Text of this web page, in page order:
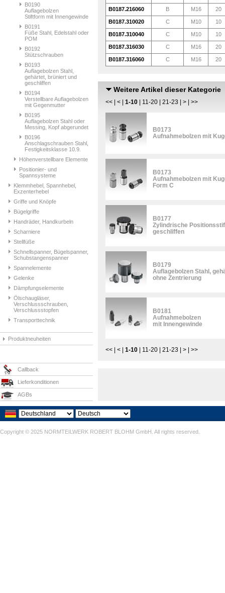
B0190
Auflagebolzen
Stiftform mit Innengewinde
B0191
Füße Stahl, Edelstahl oder
POM
B0192
Stützschrauben
B0193
Auflagebolzen Stahl,
gehärtet, brüniert und
geschliffen
B0194
Verstellbare Auflagebolzen
mit Gegenmutter
B0195
Auflagebolzen Stahl oder
Messing, Kopf abgerundet
B0196
Anschlagschrauben Stahl,
Festigkeitsklasse 10.9.
Höhenverstellbare Elemente
Positionier- und
Spannsysteme
Klemmhebel, Spannhebel,
Exzenterhebel
Griffe und Knöpfe
Bügelgriffe
Handräder, Handkurbeln
Scharniere
Stellfüße
Schnellspanner, Bügelspanner,
Schubstangenspanner
Spannelemente
Gelenke
Dämpfungselemente
Ölschaugläser,
Verschlussschrauben,
Verschlussstopfen
Transporttechnik
Produktneuheiten
Callback
Lieferkonditionen
AGBs
B0187.216060 B M16 20
B0187.310020 C M10 10
B0187.310040 C M10 10
B0187.316030 C M16 20
B0187.316060 C M16 20
Weitere Artikel dieser Kategorie
<< < 1-10 11-20 21-23 > >>
B0173
Aufnahmebolzen mit
B0173
Aufnahmebolzen mit
Form C
B0177
Zylindrische
geschliffen
B0179
Auflagebolzen Stahl,
ohne Zentrierung
B0181
Aufnahmebolzen
mit Innengewinde
<< < 1-10 11-20 21-23 > >>
Copyright © 2025 NORMTEILWERK ROBERT BLOHM GmbH. All rights reserved.